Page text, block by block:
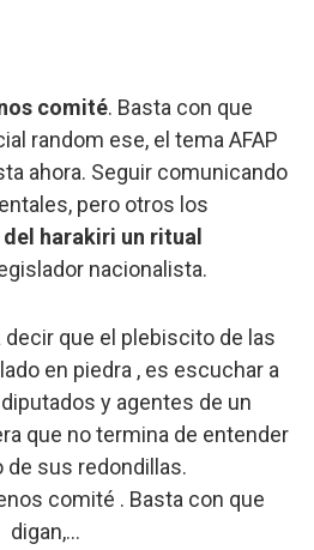
comité. Basta con que
random ese, el tema AFAP
ahora. Seguir comunicando
pero otros los
del harakiri un ritual
nacionalista.
decir que el plebiscito de las
en piedra , es escuchar a
y agentes de un
que no termina de entender
de sus redondillas.
comité . Basta con que
digan,…